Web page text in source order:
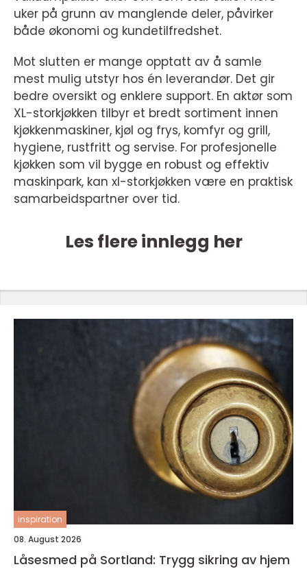
uker på grunn av manglende deler, påvirker
både økonomi og kundetilfredshet.
Mot slutten er mange opptatt av å samle
mest mulig utstyr hos én leverandør. Det gir
bedre oversikt og enklere support. En aktør som
XL-storkjøkken tilbyr et bredt sortiment innen
kjøkkenmaskiner, kjøl og frys, komfyr og grill,
hygiene, rustfritt og servise. For profesjonelle
kjøkken som vil bygge en robust og effektiv
maskinpark, kan xl-storkjøkken være en praktisk
samarbeidspartner over tid.
Les flere innlegg her
inspiration
08. August 2026
Låsesmed på Sortland: Trygg sikring av hjem